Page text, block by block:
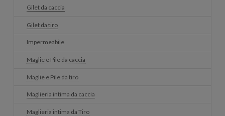
Gilet da caccia
Gilet da tiro
Impermeabile
Maglie e Pile da caccia
Maglie e Pile da tiro
Maglieria intima da caccia
Maglieria intima da Tiro